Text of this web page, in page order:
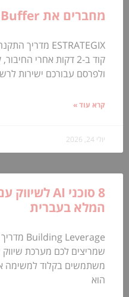
מחברים את Buffer לקלוד קוד ב-2 דקות
קוד ב-2 דקות אחרי
ולפרסם עבורכם ישירות
קרא עוד »
יולי 24, 2026
המלא בעברית
שמריצים לכם מערכת
משתמשים בקלוד למשימה
הוא